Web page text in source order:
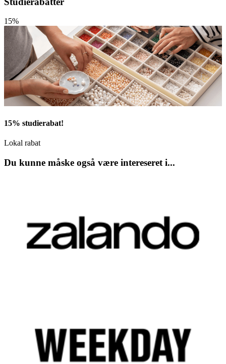
15%
15% studierabat!
Lokal rabat
Du kunne måske også være intereseret i...